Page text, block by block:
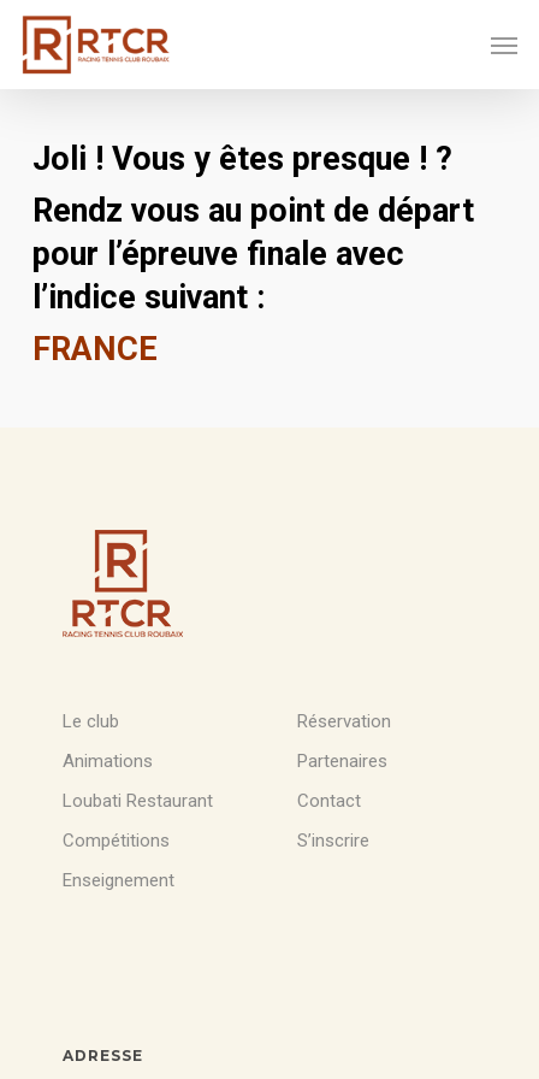
Skip
main
Joli ! Vous y êtes presque ! ?
Rendz vous au point de départ
pour l’épreuve finale avec
l’indice suivant :
FRANCE
Le club
Animations
Loubati Restaurant
Compétitions
Enseignement
Réservation
Partenaires
Contact
S’inscrire
ADRESSE